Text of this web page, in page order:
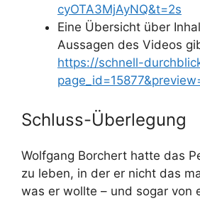
cyOTA3MjAyNQ&t=2s
Eine Übersicht über
Aussagen des Videos
https://schnell-
Schluss-Überlegung
Wolfgang Borchert hatte das
zu leben, in der er nicht das
was er wollte – und sogar von